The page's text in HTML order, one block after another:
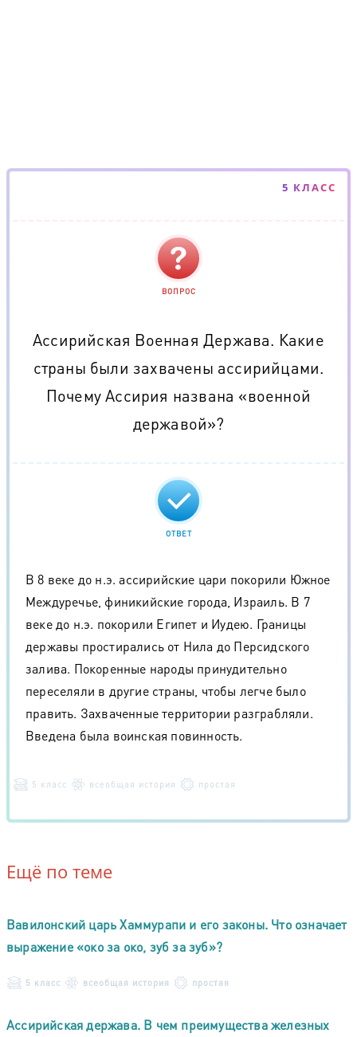
5 КЛАСС
ВОПРОС
Ассирийская Военная Держава. Какие
страны были захвачены ассирийцами.
Почему Ассирия названа «военной
державой»?
ОТВЕТ
В 8 веке до н.э. ассирийские цари покорили Южное
Междуречье, финикийские города, Израиль. В 7
веке до н.э. покорили Египет и Иудею. Границы
державы простирались от Нила до Персидского
залива. Покоренные народы принудительно
переселяли в другие страны, чтобы легче было
править. Захваченные территории разграбляли.
Введена была воинская повинность.
5 класс всеобщая история простая
Ещё по теме
Вавилонский царь Хаммурапи и его законы. Что означает
выражение «око за око, зуб за зуб»?
5 класс всеобщая история простая
Ассирийская держава. В чем преимущества железных